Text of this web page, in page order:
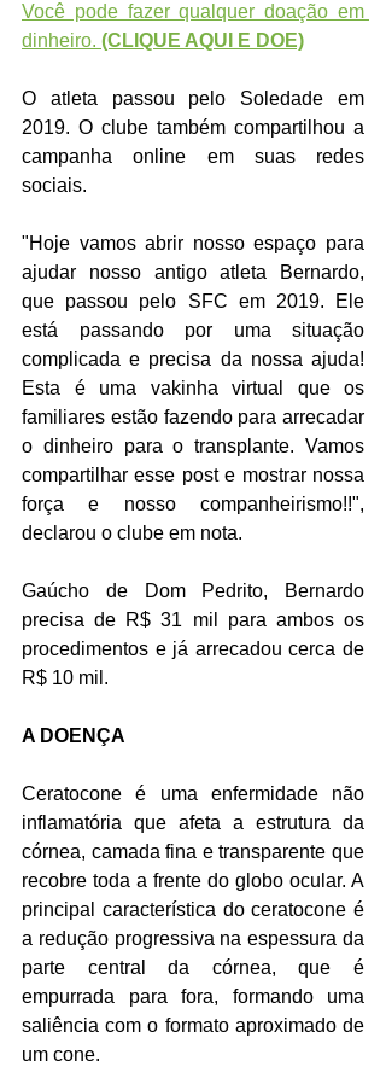
Você pode fazer qualquer doação em
dinheiro. (CLIQUE AQUI E DOE)
O atleta passou pelo Soledade em
2019. O clube também compartilhou a
campanha online em suas redes
sociais.
"Hoje vamos abrir nosso espaço para
ajudar nosso antigo atleta Bernardo,
que passou pelo SFC em 2019. Ele
está passando por uma situação
complicada e precisa da nossa ajuda!
Esta é uma vakinha virtual que os
familiares estão fazendo para arrecadar
o dinheiro para o transplante. Vamos
compartilhar esse post e mostrar nossa
força e nosso companheirismo!!",
declarou o clube em nota.
Gaúcho de Dom Pedrito, Bernardo
precisa de R$ 31 mil para ambos os
procedimentos e já arrecadou cerca de
R$ 10 mil.
A DOENÇA
Ceratocone é uma enfermidade não
inflamatória que afeta a estrutura da
córnea, camada fina e transparente que
recobre toda a frente do globo ocular. A
principal característica do ceratocone é
a redução progressiva na espessura da
parte central da córnea, que é
empurrada para fora, formando uma
saliência com o formato aproximado de
um cone.